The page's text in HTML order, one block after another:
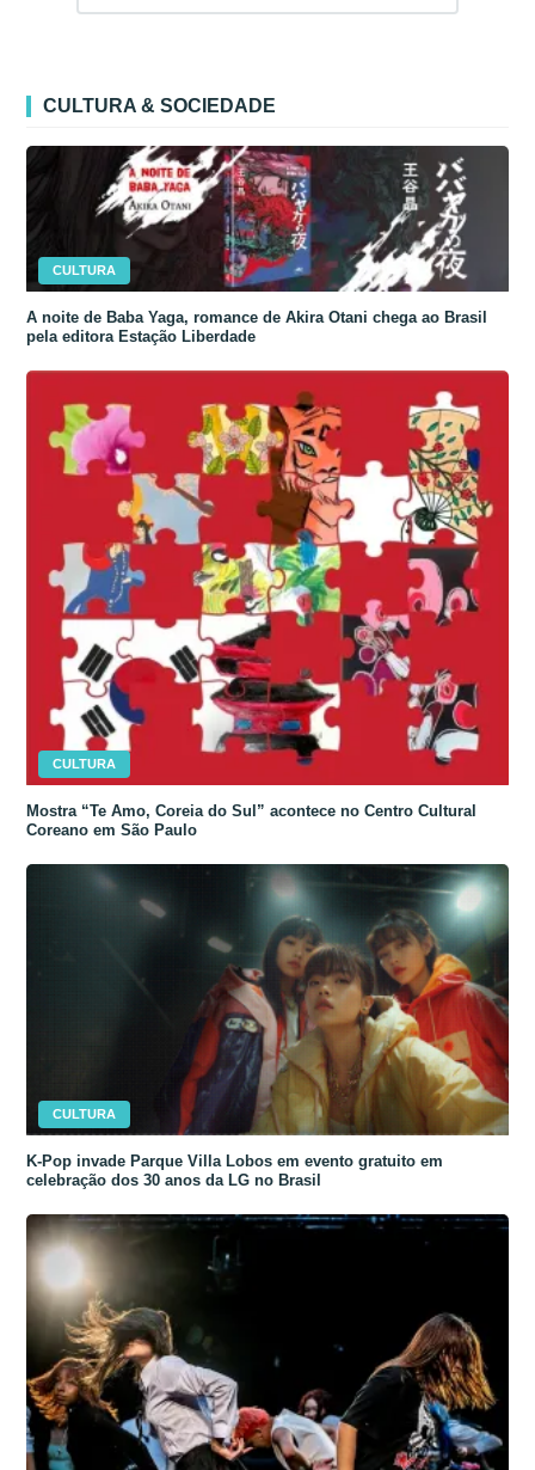
CULTURA & SOCIEDADE
CULTURA
A noite de Baba Yaga, romance de Akira Otani chega ao Brasil
pela editora Estação Liberdade
CULTURA
Mostra “Te Amo, Coreia do Sul” acontece no Centro Cultural
Coreano em São Paulo
CULTURA
K-Pop invade Parque Villa Lobos em evento gratuito em
celebração dos 30 anos da LG no Brasil